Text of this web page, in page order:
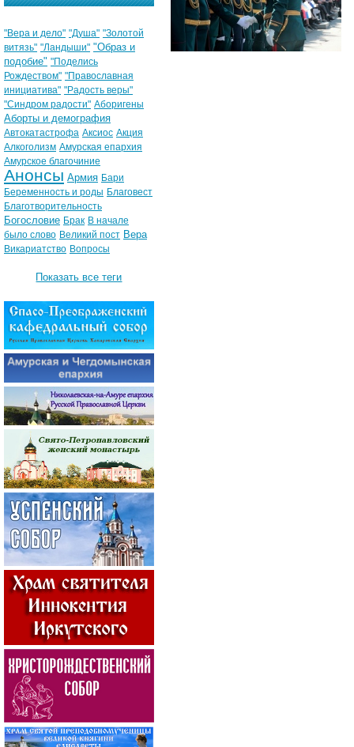
"Вера и дело" "Душа" "Золотой
витязь" "Ландыши" "Образ и
подобие" "Поделись
Рождеством" "Православная
инициатива" "Радость веры"
"Синдром радости" Аборигены
Аборты и демография
Автокатастрофа Аксиос Акция
Алкоголизм Амурская епархия
Амурское благочиние
Анонсы Армия Бари
Беременность и роды Благовест
Благотворительность
Богословие Брак В начале
было слово Великий пост Вера
Викариатство Вопросы
Показать все теги